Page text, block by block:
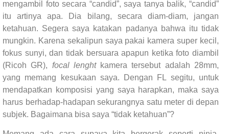
mengambil foto secara “candid”, saya tanya balik, “candid”
itu artinya apa. Dia bilang, secara diam-diam, jangan
ketahuan. Segera saya katakan padanya bahwa itu tidak
mungkin. Karena sekalipun saya pakai kamera super kecil,
fokus sunyi, dan tidak bersuara apapun ketika foto diambil
(Ricoh GR), focal lenght kamera tersebut adalah 28mm,
yang memang kesukaan saya. Dengan FL segitu, untuk
mendapatkan komposisi yang saya harapkan, maka saya
harus berhadap-hadapan sekurangnya satu meter di depan
subjek. Bagaimana bisa saya “tidak ketahuan”?